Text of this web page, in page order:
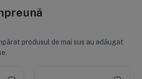
produsul de mai sus au adăugat